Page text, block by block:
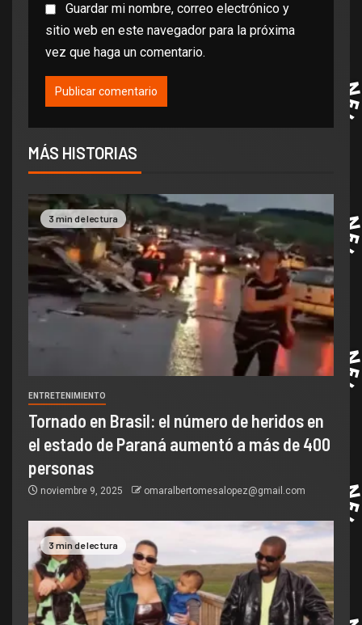
Guardar mi nombre, correo electrónico y
sitio web en este navegador para la próxima
vez que haga un comentario.
MÁS HISTORIAS
3 min de lectura
ENTRETENIMIENTO
Tornado en Brasil: el número de heridos en
el estado de Paraná aumentó a más de 400
personas
noviembre 9, 2025 omaralbertomesalopez@gmail.com
3 min de lectura